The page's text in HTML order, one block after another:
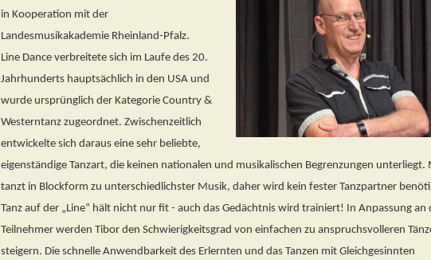
in Kooperation mit der
Landesmusikakademie Rheinland-Pfalz.
Line Dance verbreitete sich im Laufe des 20.
Jahrhunderts hauptsächlich in den USA und
wurde ursprünglich der Kategorie Country &
Westerntanz zugeordnet. Zwischenzeitlich
entwickelte sich daraus eine sehr beliebte,
eigenständige Tanzart, die keinen nationalen und musikalischen Begrenzungen unterliegt.
tanzt in Blockform zu unterschiedlichster Musik, daher wird kein fester Tanzpartner
Tanz auf der „Line“ hält nicht nur fit - auch das Gedächtnis wird trainiert! In Anpassung an
Teilnehmer werden Tibor den Schwierigkeitsgrad von einfachen zu anspruchsvolleren
steigern. Die schnelle Anwendbarkeit des Erlernten und das Tanzen mit Gleichgesinnten